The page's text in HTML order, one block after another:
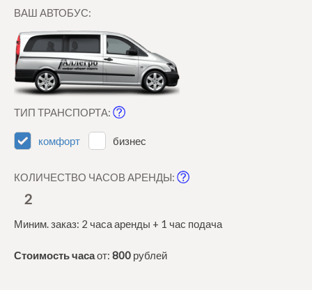
ВАШ АВТОБУС:
ТИП ТРАНСПОРТА:
комфорт бизнес
КОЛИЧЕСТВО ЧАСОВ АРЕНДЫ:
2
Миним. заказ: 2 часа аренды + 1 час подача
Стоимость часаот: 800 рублей